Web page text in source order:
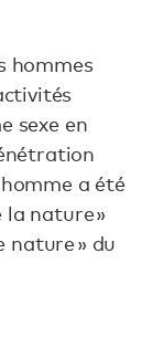
hommes
sexe en
a été
la nature »
nature » du